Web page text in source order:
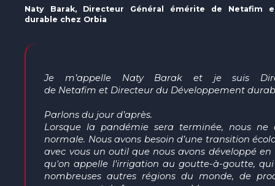
Naty Barak, Directeur Général émérite de Netafim
durable chez Orbia
Je m’appelle NatyBarak et jesuis D
de Netafim et Directeurdu Développement
Parlons du jourd’après.
Lorsque la pandémie sera terminée, nous
normale. Nous avons besoind’une transition
avec vous un outil que nous avons développé en
qu'on appelle l'irrigation au goutte-à-goutte,
nombreuses autres régions du monde, de